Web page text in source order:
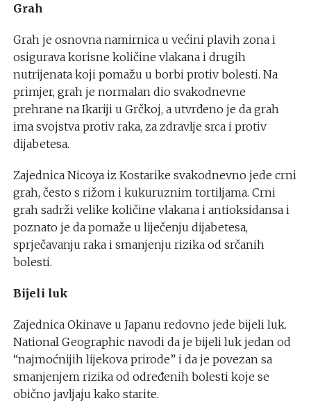
Grah
Grah je osnovna namirnica u većini plavih zona i
osigurava korisne količine vlakana i drugih
nutrijenata koji pomažu u borbi protiv bolesti. Na
primjer, grah je normalan dio svakodnevne
prehrane na Ikariji u Grčkoj, a utvrđeno je da grah
ima svojstva protiv raka, za zdravlje srca i protiv
dijabetesa.
Zajednica Nicoya iz Kostarike svakodnevno jede crni
grah, često s rižom i kukuruznim tortiljama. Crni
grah sadrži velike količine vlakana i antioksidansa i
poznato je da pomaže u liječenju dijabetesa,
sprječavanju raka i smanjenju rizika od srčanih
bolesti.
Bijeli luk
Zajednica Okinave u Japanu redovno jede bijeli luk.
National Geographic navodi da je bijeli luk jedan od
“najmoćnijih lijekova prirode” i da je povezan sa
smanjenjem rizika od određenih bolesti koje se
obično javljaju kako starite.